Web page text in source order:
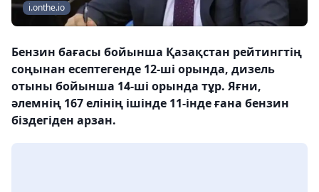
i.onthe.io
Бензин бағасы бойынша Қазақстан рейтингтің
соңынан есептегенде 12-ші орында, дизель
отыны бойынша 14-ші орында тұр. Яғни,
әлемнің 167 елінің ішінде 11-інде ғана бензин
біздегіден арзан.